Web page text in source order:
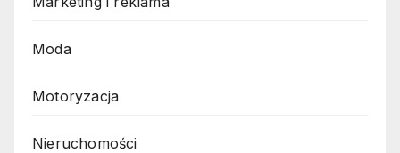
Moda
Motoryzacja
Nieruchomości